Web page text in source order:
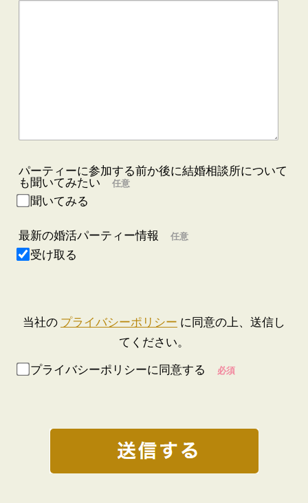
パーティーに参加する前か後に結婚相談所について
も聞いてみたい
任意
聞いてみる
最新の婚活パーティー情報 任意
受け取る
当社の プライバシーポリシー に同意の上、送信し
てください。
プライバシーポリシーに同意する 必須